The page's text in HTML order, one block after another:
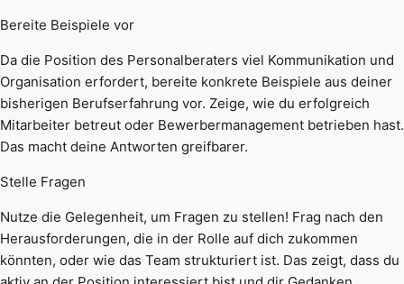
Bereite Beispiele vor
Da die Position des Personalberaters viel Kommunikation und
Organisation erfordert, bereite konkrete Beispiele aus deiner
bisherigen Berufserfahrung vor. Zeige, wie du erfolgreich
Mitarbeiter betreut oder Bewerbermanagement betrieben hast.
Das macht deine Antworten greifbarer.
Stelle Fragen
Nutze die Gelegenheit, um Fragen zu stellen! Frag nach den
Herausforderungen, die in der Rolle auf dich zukommen
könnten, oder wie das Team strukturiert ist. Das zeigt, dass du